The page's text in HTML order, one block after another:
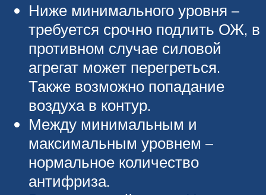
Ниже минимального уровня –
требуется срочно подлить ОЖ, в
противном случае силовой
агрегат может перегреться.
Также возможно попадание
воздуха в контур.
Между минимальным и
максимальным уровнем –
нормальное количество
антифриза.